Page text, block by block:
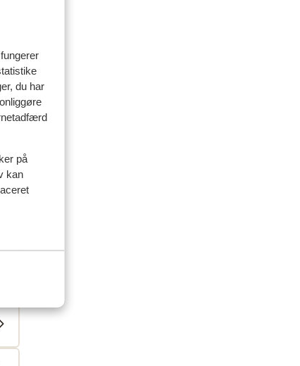
du har
på
kan